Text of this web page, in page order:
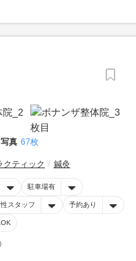
写真 67枚
クティック 鍼灸
駐車場有
スタッフ 予約あり